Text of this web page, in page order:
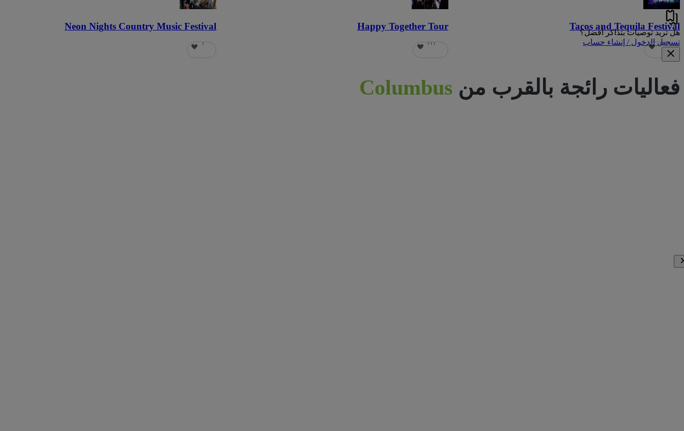
Tacos and Tequila Festival
٦٨٩
Happy Together Tour
١١١
Neon Nights Country Music Festival
٦
هل تريد توصيات بتذاكر أفضل؟
تسجيل الدخول / إنشاء حساب
فعاليات رائجة بالقرب من